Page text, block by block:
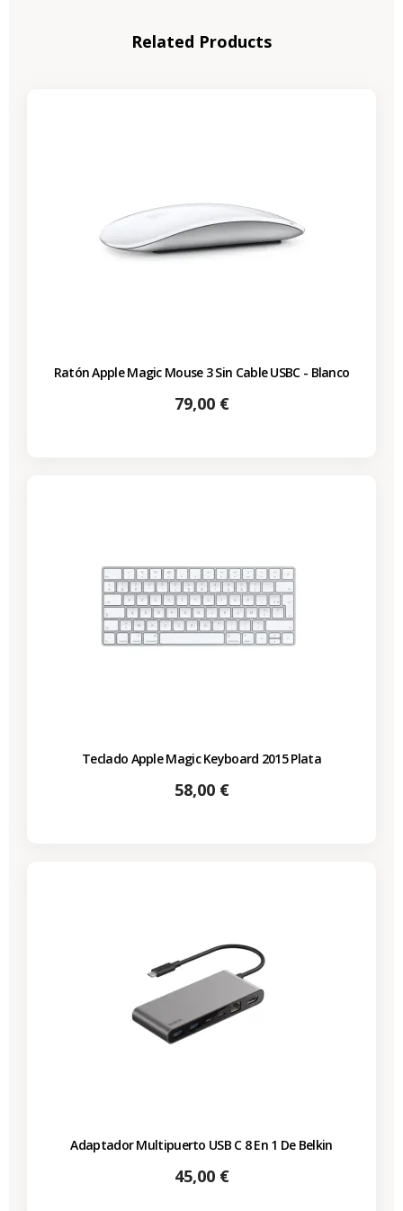
Related Products
Ratón Apple Magic Mouse 3 Sin Cable USBC - Blanco
Precio
79,00 €
Teclado Apple Magic Keyboard 2015 Plata
Precio
58,00 €
Adaptador Multipuerto USB C 8 En 1 De Belkin
Precio
45,00 €